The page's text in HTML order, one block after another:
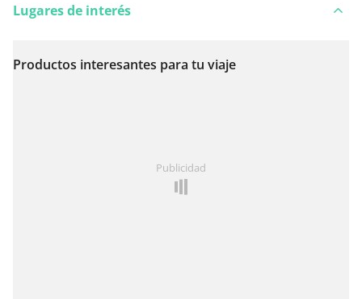
Ver en el mapa
Lugares de interés
Productos interesantes para tu viaje
Publicidad